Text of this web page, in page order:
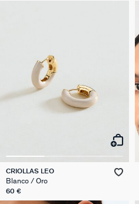
CRIOLLAS LEO
Blanco / Oro
60 €